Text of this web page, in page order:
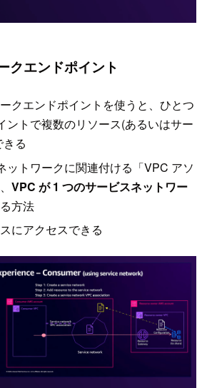
クエンドポイント
クエンドポイントを使うと、ひとつ
ントで複数のリソース(あるいはサー
る
ットワークに関連付ける「VPC アソ
VPC が 1 つのサービスネットワー
方法
にアクセスできる